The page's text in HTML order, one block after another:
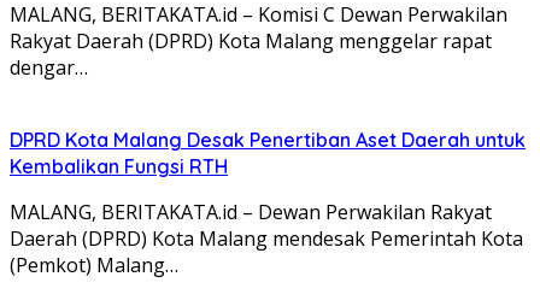
MALANG, BERITAKATA.id – Komisi C Dewan Perwakilan
Rakyat Daerah (DPRD) Kota Malang menggelar rapat
dengar…
DPRD Kota Malang Desak Penertiban Aset Daerah untuk
Kembalikan Fungsi RTH
MALANG, BERITAKATA.id – Dewan Perwakilan Rakyat
Daerah (DPRD) Kota Malang mendesak Pemerintah Kota
(Pemkot) Malang…